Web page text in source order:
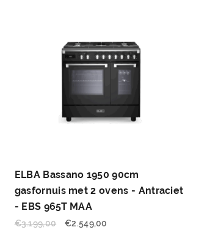
ELBA Bassano 1950 90cm
gasfornuis met 2 ovens - Antraciet
- EBS 965T MAA
€3.199,00 €2.549,00